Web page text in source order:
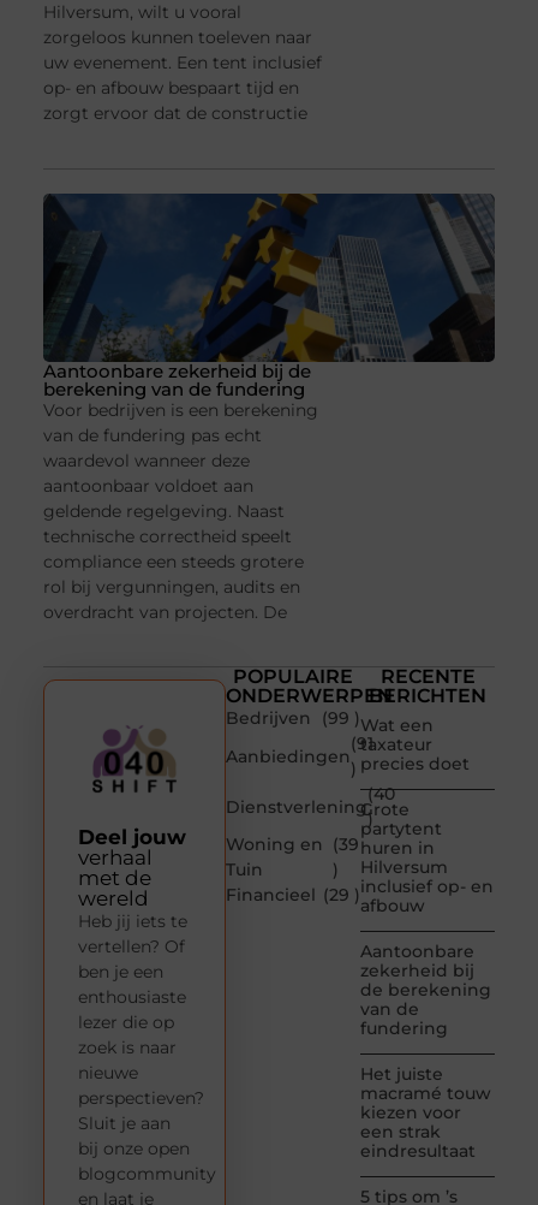
Hilversum, wilt u vooral
zorgeloos kunnen toeleven naar
uw evenement. Een tent inclusief
op- en afbouw bespaart tijd en
zorgt ervoor dat de constructie
Aantoonbare zekerheid bij de
berekening van de fundering
Voor bedrijven is een berekening
van de fundering pas echt
waardevol wanneer deze
aantoonbaar voldoet aan
geldende regelgeving. Naast
technische correctheid speelt
compliance een steeds grotere
rol bij vergunningen, audits en
overdracht van projecten. De
POPULAIRE
ONDERWERPEN
Bedrijven
(99 )
Aanbiedingen
(91
)
Dienstverlening
(40
)
Woning en
Tuin
(39
)
Financieel (29 )
RECENTE
BERICHTEN
Wat een
taxateur
precies doet
Grote
partytent
huren in
Hilversum
inclusief op- en
afbouw
Aantoonbare
zekerheid bij
de berekening
van de
fundering
Het juiste
macramé touw
kiezen voor
een strak
eindresultaat
5 tips om ’s
Deel jouw
verhaal
met de
wereld
Heb jij iets te
vertellen? Of
ben je een
enthousiaste
lezer die op
zoek is naar
nieuwe
perspectieven?
Sluit je aan
bij onze open
blogcommunity
en laat je